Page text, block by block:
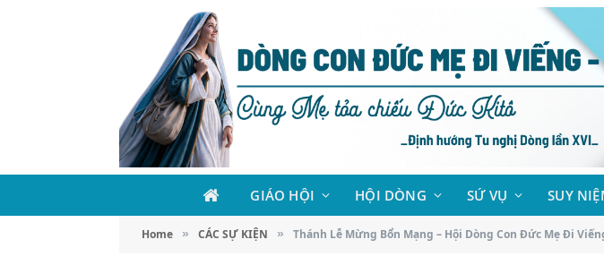
GIÁO HỘI HỘI DÒNG SỨ VỤ SUY
Home » CÁC SỰ KIỆN » Thánh Lễ Mừng Bổn Mạng – Hội Dòng Con Đức Mẹ Đi